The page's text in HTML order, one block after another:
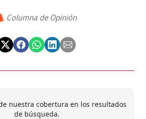
Columna de Opinión
nuestra cobertura en los resultados
de búsqueda.